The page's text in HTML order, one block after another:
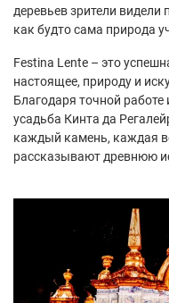
деревьев зрители
как будто сама природа
Festina Lente – это
настоящее, природу и
Благодаря точной
усадьба Кинта да
каждый камень, каждая
рассказывают древнюю